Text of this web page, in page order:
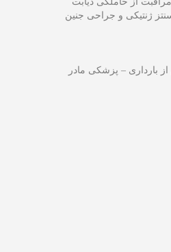
ژنتیکی و جراحی جنین
بارداری – پزشکی مادر